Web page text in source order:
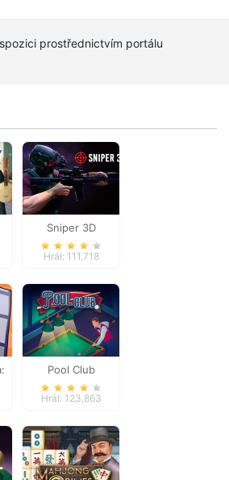
prostřednictvím portálu
Sniper 3D
Hrál: 111,718
Pool Club
Hrál: 123,863